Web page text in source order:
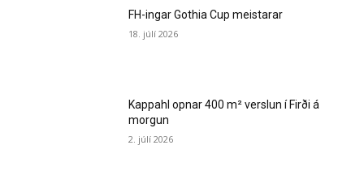
FH-ingar Gothia Cup meistarar
18. júlí 2026
Kappahl opnar 400 m² verslun í Firði á
morgun
2. júlí 2026